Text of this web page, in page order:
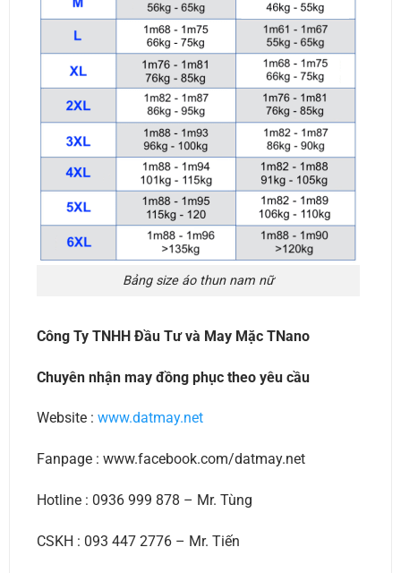
Bảng size áo thun nam nữ
Công Ty TNHH Đầu Tư và May Mặc TNano
Chuyên nhận may đồng phục theo yêu cầu
Website : www.datmay.net
Fanpage : www.facebook.com/datmay.net
Hotline : 0936 999 878 – Mr. Tùng
CSKH : 093 447 2776 – Mr. Tiến